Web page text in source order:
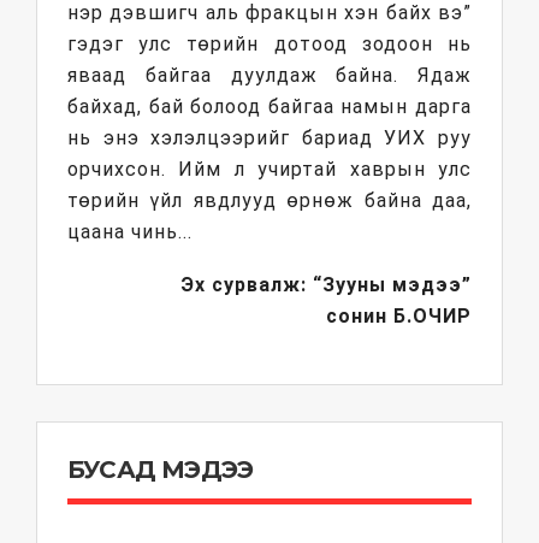
нэр дэвшигч аль фракцын хэн байх вэ”
гэдэг улс төрийн дотоод зодоон нь
яваад байгаа дуулдаж байна. Ядаж
байхад, бай болоод байгаа намын дарга
нь энэ хэлэлцээрийг бариад УИХ руу
орчихсон. Ийм л учиртай хаврын улс
төрийн үйл явдлууд өрнөж байна даа,
цаана чинь...
Эх сурвалж: “Зууны мэдээ”
сонин Б.ОЧИР
БУСАД МЭДЭЭ